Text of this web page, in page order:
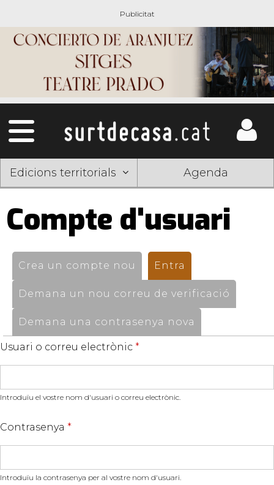
Edicions territorials Agenda
Compte d'usuari
Pestanyes
primàries
Crea un compte nou Entra
Demana un nou correu de verificació
Demana una contrasenya nova
Usuari o correu electrònic *
Introduïu el vostre nom d'usuari o correu electrònic.
Contrasenya *
Introduïu la contrasenya per al vostre nom d'usuari.